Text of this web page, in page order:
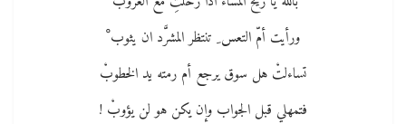
ورأيت أمّ التعس ِ تنتظر المشرَّد ان يثوب ْ
تساءلتْ هل سوق يرجع أم رمته يد الخطوبْ
فتمهلي قبل الجواب وإن يكن هو لن يؤوبْ !